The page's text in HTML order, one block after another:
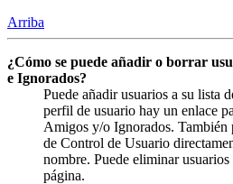
Arriba
¿Cómo se puede añadir o borrar
e Ignorados?
Puede añadir usuarios a su lista
perfil de usuario hay un enlace
Amigos y/o Ignorados. También
de Control de Usuario
nombre. Puede eliminar usuarios
página.